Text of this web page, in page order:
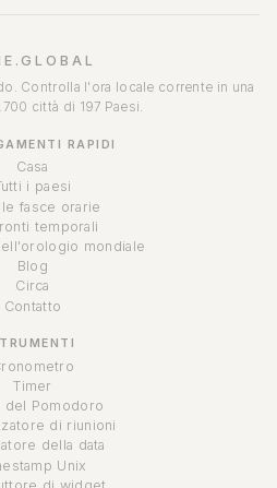
Controlla l'ora locale corrente in una
città di 197 Paesi.
RAPIDI
Casa
i paesi
le fasce orarie
temporali
mondiale
Blog
Circa
Contatto
Timer
del Pomodoro
di riunioni
della data
Unix